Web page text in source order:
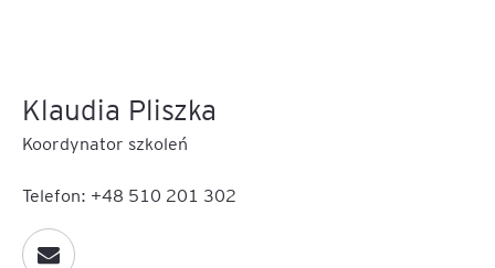
Klaudia Pliszka
Koordynator szkoleń
Telefon: +48 510 201 302